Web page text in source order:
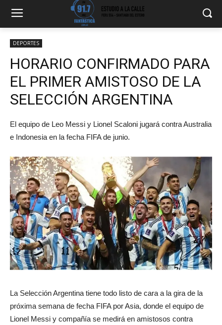
DEPORTES
HORARIO CONFIRMADO PARA
EL PRIMER AMISTOSO DE LA
SELECCIÓN ARGENTINA
El equipo de Leo Messi y Lionel Scaloni jugará contra Australia
e Indonesia en la fecha FIFA de junio.
La Selección Argentina tiene todo listo de cara a la gira de la
próxima semana de fecha FIFA por Asia, donde el equipo de
Lionel Messi y compañía se medirá en amistosos contra